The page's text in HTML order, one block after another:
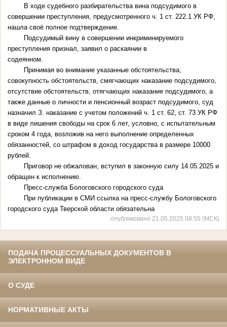
В ходе судебного разбирательства вина подсудимого в
совершении преступления, предусмотренного ч. 1 ст. 222.1 УК РФ,
нашла своё полное подтверждение.
Подсудимый вину в совершении инкриминируемого
преступления признал, заявил о раскаянии в
содеянном.
Принимая во внимание указанные обстоятельства,
совокупность обстоятельств, смягчающих наказание подсудимого,
отсутствие обстоятельств, отягчающих наказание подсудимого, а
также данные о личности и пенсионный возраст подсудимого, суд
назначил З. наказание с учетом положений ч. 1 ст. 62, ст. 73 УК РФ
в виде лишения свободы на срок 6 лет, условно, с испытательным
сроком 4 года, возложив на него выполнение определенных
обязанностей, со штрафом в доход государства в размере 10000
рублей.
Приговор не обжалован, вступил в законную силу 14.05.2025 и
обращен к исполнению.
Пресс-служба Бологовского городского суда
При публикации в СМИ ссылка на пресс-службу Бологовского
городского суда Тверской области обязательна
опубликовано 21.05.2025 08:55 (МСК)
ПОДАЧА ПРОЦЕССУАЛЬНЫХ ДОКУМЕНТОВ В
ЭЛЕКТРОННОМ ВИДЕ
О СУДЕ
НОРМАТИВНЫЕ АКТЫ